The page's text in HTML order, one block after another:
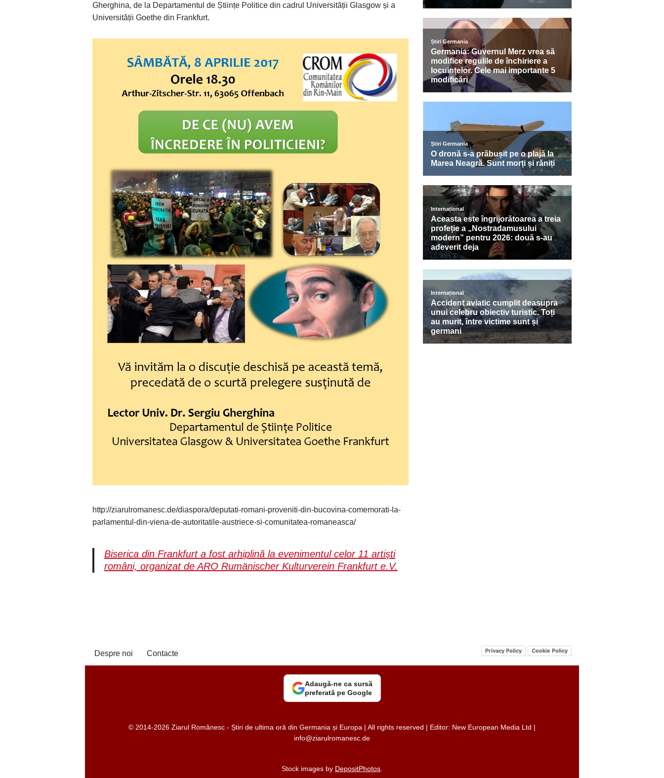
Gherghina, de la Departamentul de Științe Politice din cadrul Universității Glasgow și a
Universității Goethe din Frankfurt.
http://ziarulromanesc.de/diaspora/deputati-romani-proveniti-din-bucovina-comemorati-la-
parlamentul-din-viena-de-autoritatile-austriece-si-comunitatea-romaneasca/
Biserica din Frankfurt a fost arhiplină la evenimentul celor 11 artişti
români, organizat de ARO Rumänischer Kulturverein Frankfurt e.V.
Despre noi Contacte Privacy Policy Cookie Policy
Adaugă-ne ca sursă
preferată pe Google
© 2014-2026 Ziarul Românesc - Știri de ultima oră din Germania și Europa | All rights reserved | Editor: New European Media Ltd |
info@ziarulromanesc.de
Stock images by DepositPhotos